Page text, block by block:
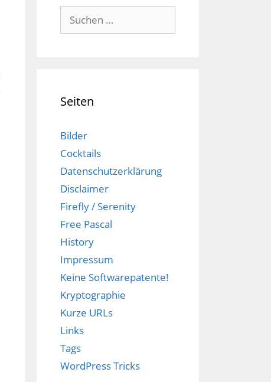
Suchen
nach:
Seiten
Bilder
Cocktails
Datenschutzerklärung
Disclaimer
Firefly / Serenity
Free Pascal
History
Impressum
Keine Softwarepatente!
Kryptographie
Kurze URLs
Links
Tags
WordPress Tricks